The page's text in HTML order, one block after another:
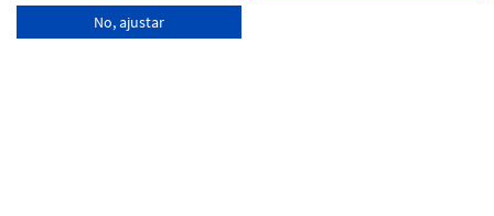
17257 Torroella de Montgrí - Girona
+34 972 761 066
No, ajustar